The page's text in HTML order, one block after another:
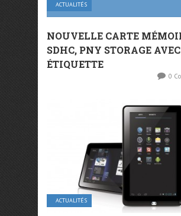
ACTUALITÉS
NOUVELLE CARTE
SDHC, PNY STORAGE AVEC
ÉTIQUETTE
0
ACTUALITÉS